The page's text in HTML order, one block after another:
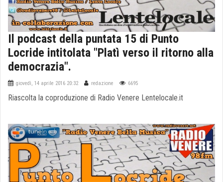
Il podcast della puntata 15 di Punto
Locride intitolata "Platì verso il ritorno alla
democrazia".
giovedì, 14 aprile 2016 20:32 redazione 6695
Riascolta la coproduzione di Radio Venere Lentelocale.it